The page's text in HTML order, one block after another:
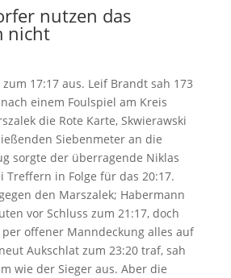
nutzen das
nicht
17:17 aus. Leif Brandt sah 173
einem Foulspiel am Kreis
die Rote Karte, Skwierawski
Siebenmeter an die
sorgte der überragende Niklas
Treffern in Folge für das 20:17.
den Marszalek; Habermann
vor Schluss zum 21:17, doch
offener Manndeckung alles auf
Aukschlat zum 23:20 traf, sah
wie der Sieger aus. Aber die